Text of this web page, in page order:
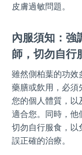
皮膚過敏問題。
內服須知：強
師，切勿自行
雖然側柏葉的功效
藥膳或飲用，必須
您的個人體質，以
適合您。同時，他
切勿自行服食，以
誤正確的治療。